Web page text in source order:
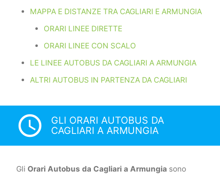
MAPPA E DISTANZE TRA CAGLIARI E ARMUNGIA
ORARI LINEE DIRETTE
ORARI LINEE CON SCALO
LE LINEE AUTOBUS DA CAGLIARI A ARMUNGIA
ALTRI AUTOBUS IN PARTENZA DA CAGLIARI
access_time
GLI ORARI AUTOBUS DA
CAGLIARI A ARMUNGIA
Gli Orari Autobus da Cagliari a Armungia sono